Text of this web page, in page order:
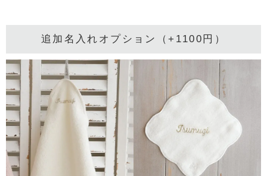
追加名入れオプション（+1100円）